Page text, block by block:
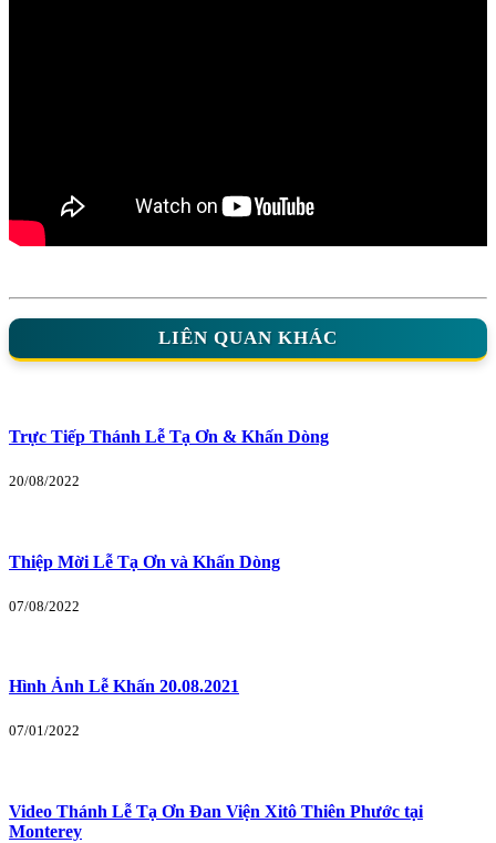
LIÊN QUAN KHÁC
Trực Tiếp Thánh Lễ Tạ Ơn & Khấn Dòng
20/08/2022
Thiệp Mời Lễ Tạ Ơn và Khấn Dòng
07/08/2022
Hình Ảnh Lễ Khấn 20.08.2021
07/01/2022
Video Thánh Lễ Tạ Ơn Đan Viện Xitô Thiên Phước tại
Monterey